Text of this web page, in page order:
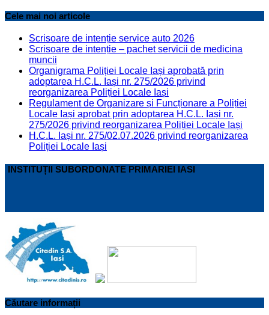
Cele mai noi articole
Scrisoare de intenție service auto 2026
Scrisoare de intenție – pachet servicii de medicina
muncii
Organigrama Poliției Locale Iași aprobată prin
adoptarea H.C.L. Iași nr. 275/2026 privind
reorganizarea Poliției Locale Iași
Regulament de Organizare și Funcționare a Poliției
Locale Iași aprobat prin adoptarea H.C.L. Iași nr.
275/2026 privind reorganizarea Poliției Locale Iași
H.C.L. Iași nr. 275/02.07.2026 privind reorganizarea
Poliției Locale Iași
INSTITUȚII SUBORDONATE PRIMARIEI IASI
Căutare informații